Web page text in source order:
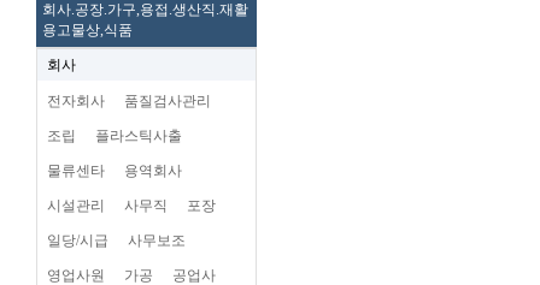
회사.공장.가구,용접.생산직.재활
용고물상,식품
회사
전자회사 품질검사관리
조립 플라스틱사출
물류센타 용역회사
시설관리 사무직 포장
일당/시급 사무보조
영업사원 가공 공업사